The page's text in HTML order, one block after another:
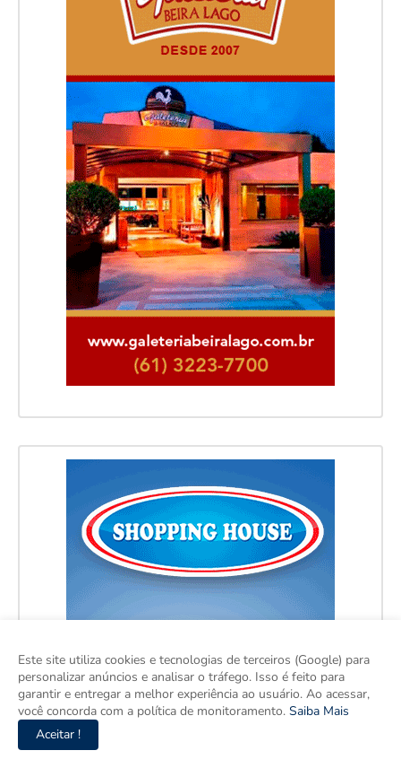
Este site utiliza cookies e tecnologias de terceiros (Google) para
personalizar anúncios e analisar o tráfego. Isso é feito para
garantir e entregar a melhor experiência ao usuário. Ao acessar,
você concorda com a política de monitoramento. Saiba Mais
Aceitar !